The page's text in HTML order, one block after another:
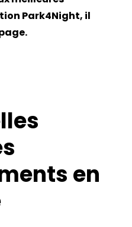
Park4Night, il
en